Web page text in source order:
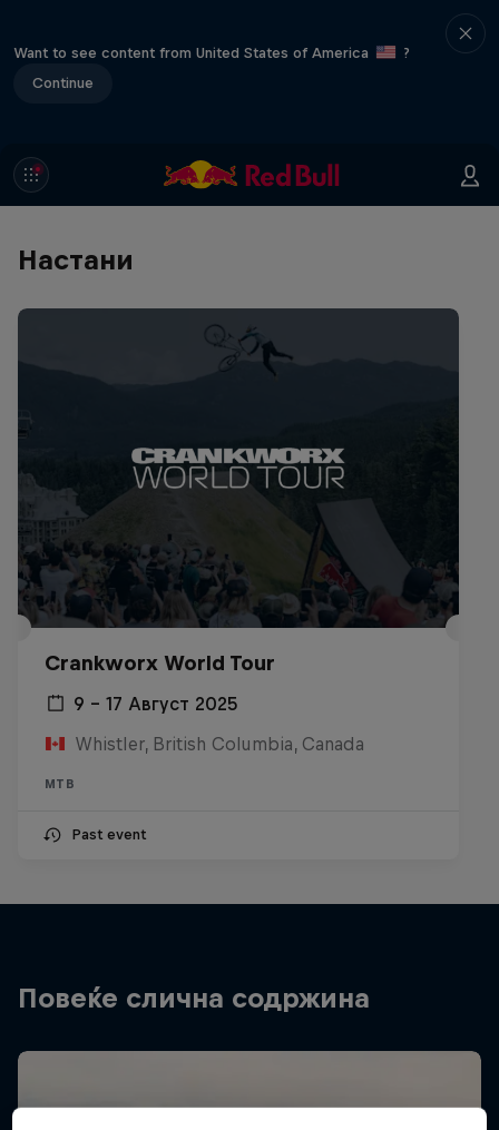
Want to see content from United States of America
?
Continue
Настани
Crankworx World Tour
9 – 17 Август 2025
Whistler, British Columbia, Canada
MTB
Past event
Повеќе слична содржина